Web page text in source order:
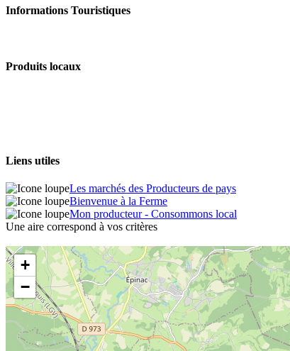
Informations Touristiques
Produits locaux
Liens utiles
Les marchés des Producteurs de pays
Bienvenue à la Ferme
Mon producteur - Consommons local
Une aire correspond à vos critères
+
−